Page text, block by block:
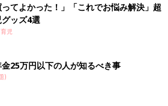
てよかった！」「これでお悩み解決」超
ッズ4選
児
金25万円以下の人が知るべき事
)